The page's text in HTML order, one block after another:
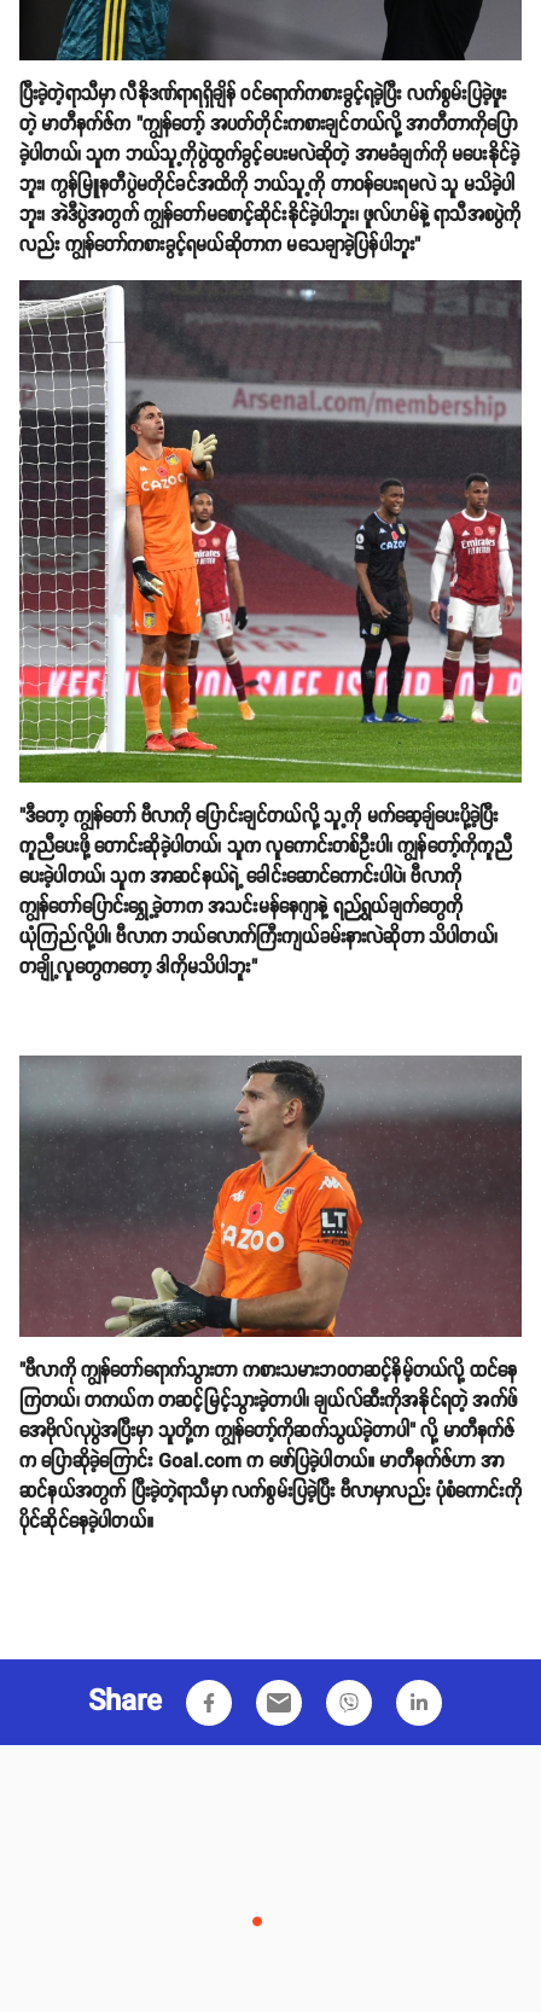
ပြီးခဲ့တဲ့ရာသီမှာ လီနိုဒဏ်ရာရရှိချိန် ဝင်ရောက်ကစားခွင့်ရခဲ့ပြီး လက်စွမ်းပြခဲ့ဖူး
တဲ့ မာတီနက်ဇ်က "ကျွန်တော့် အပတ်တိုင်းကစားချင်တယ်လို့ အာတီတာကိုပြော
ခဲ့ပါတယ်၊ သူက ဘယ်သူ့ကိုပွဲထွက်ခွင့်ပေးမလဲဆိုတဲ့ အာမခံချက်ကို မပေးနိုင်ခဲ့
ဘူး၊ ကွန်မြူနတီပွဲမတိုင်ခင်အထိကို ဘယ်သူ့ကို တာဝန်ပေးရမလဲ သူ မသိခဲ့ပါ
ဘူး၊ အဲဒီပွဲအတွက် ကျွန်တော်မစောင့်ဆိုင်းနိုင်ခဲ့ပါဘူး၊ ဖူလ်ဟမ်နဲ့ ရာသီအစပွဲကို
လည်း ကျွန်တော်ကစားခွင့်ရမယ်ဆိုတာက မသေချာခဲ့ပြန်ပါဘူး"
"ဒီတော့ ကျွန်တော် ဗီလာကို ပြောင်းချင်တယ်လို့ သူ့ကို မက်ဆေ့ချ်ပေးပို့ခဲ့ပြီး
ကူညီပေးဖို့ တောင်းဆိုခဲ့ပါတယ်၊ သူက လူကောင်းတစ်ဦးပါ၊ ကျွန်တော့်ကိုကူညီ
ပေးခဲ့ပါတယ်၊ သူက အာဆင်နယ်ရဲ့ ခေါင်းဆောင်ကောင်းပါပဲ၊ ဗီလာကို
ကျွန်တော်ပြောင်းရွှေ့ခဲ့တာက အသင်းမန်နေဂျာနဲ့ ရည်ရွယ်ချက်တွေကို
ယုံကြည်လို့ပါ၊ ဗီလာက ဘယ်လောက်ကြီးကျယ်ခမ်းနားလဲဆိုတာ သိပါတယ်၊
တချို့လူတွေကတော့ ဒါကိုမသိပါဘူး"
"ဗီလာကို ကျွန်တော်ရောက်သွားတာ ကစားသမားဘဝတဆင့်နိမ့်တယ်လို့ ထင်နေ
ကြတယ်၊ တကယ်က တဆင့်မြင့်သွားခဲ့တာပါ၊ ချယ်လ်ဆီးကိုအနိုင်ရတဲ့ အက်ဖ်
အေဗိုလ်လုပွဲအပြီးမှာ သူတို့က ကျွန်တော့်ကိုဆက်သွယ်ခဲ့တာပါ" လို့ မာတီနက်ဇ်
က ပြောဆိုခဲ့ကြောင်း Goal.com က ဖော်ပြခဲ့ပါတယ်။ မာတီနက်ဇ်ဟာ အာ
ဆင်နယ်အတွက် ပြီးခဲ့တဲ့ရာသီမှာ လက်စွမ်းပြခဲ့ပြီး ဗီလာမှာလည်း ပုံစံကောင်းကို
ပိုင်ဆိုင်နေခဲ့ပါတယ်။
Share email